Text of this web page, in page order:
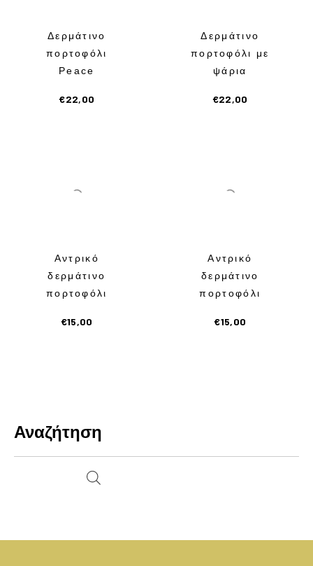
Αναζήτηση
Δερμάτινο
πορτοφόλι
Peace
€22,00
Δερμάτινο
πορτοφόλι με
ψάρια
€22,00
Αντρικό
δερμάτινο
πορτοφόλι
€15,00
Αντρικό
δερμάτινο
πορτοφόλι
€15,00